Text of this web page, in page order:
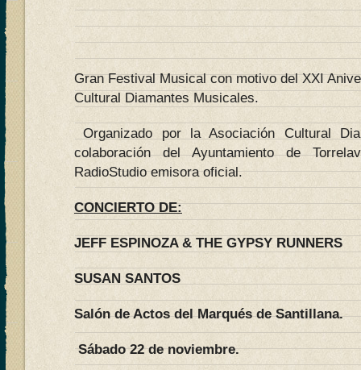
Gran Festival Musical con motivo del XXI
Cultural Diamantes Musicales.
Organizado por la Asociación Cultural
colaboración del Ayuntamiento de
RadioStudio emisora oficial.
CONCIERTO DE:
JEFF ESPINOZA & THE GYPSY RUNNERS
SUSAN SANTOS
Salón de Actos del Marqués de Santillana.
Sábado 22 de noviembre.